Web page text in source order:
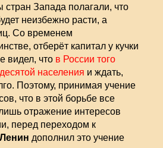
Запада полагали, что
неизбежно расти, а
Со временем
отберёт капитал у кучки
видел, что в России того
населения и ждать,
Поэтому, принимая учение
что в этой борьбе все
отражение интересов
перед переходом к
Ленин дополнил это учение